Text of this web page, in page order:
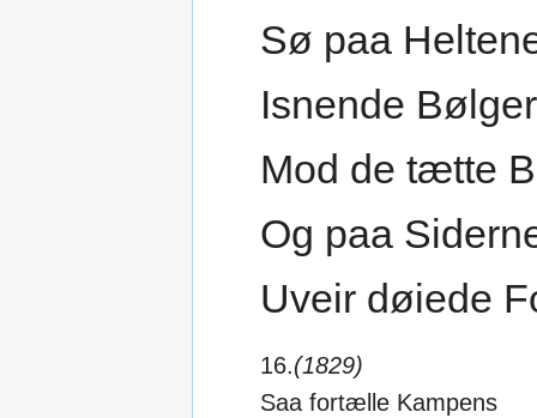
Sø paa
Isnende
Mod de tætte
Og paa
Uveir døiede
16.(1829)
Saa fortælle Kampens